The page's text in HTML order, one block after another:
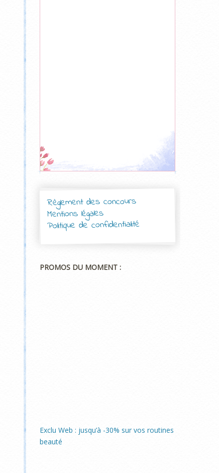
Règlement des concours
Mentions légales
Politique de confidentialité
PROMOS DU MOMENT :
Exclu Web : jusqu’à -30% sur vos routines
beauté